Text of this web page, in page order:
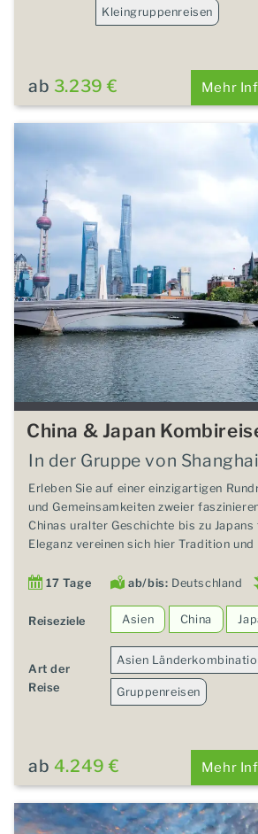
Kleingruppenreisen
ab 3.239 € Mehr
China & Japan
In der Gruppe von
Erleben Sie auf einer einzigartigen
und Gemeinsamkeiten zweier
Chinas uralter Geschichte bis zu
Eleganz vereinen sich hier Tradition und
17 Tage ab/bis: Deutschland
Reiseziele Asien China
Art der
Reise
Asien
Gruppenreisen
ab 4.249 € Mehr